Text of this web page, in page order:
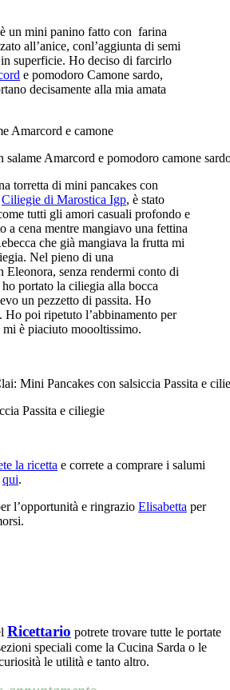
un mini panino fatto con farina
all’anice, conl’aggiunta di semi
superficie. Ho deciso di farcirlo
e pomodoro Camone sardo,
decisamente alla mia amata
salame Amarcord e pomodoro camone
torretta di mini pancakes con
Ciliegie di Marostica Igp, è stato
tutti gli amori casuali profondo e
a cena mentre mangiavo una fettina
che già mangiava la frutta mi
Nel pieno di una
Eleonora, senza rendermi conto di
portato la ciliegia alla bocca
un pezzetto di passita. Ho
Ho poi ripetuto l’abbinamento per
mi è piaciuto moooltissimo.
Passita e ciliegie
la ricetta e correte a comprare i salumi
qui.
l’opportunità e ringrazio Elisabetta per
Ricettario potrete trovare tutte le portate
speciali come la Cucina Sarda o le
le utilità e tanto altro.